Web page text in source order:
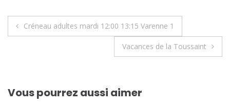
Navigation
Créneau adultes mardi 12:00 13:15 Varenne 1
Vacances de la Toussaint
Vous pourrez aussi aimer